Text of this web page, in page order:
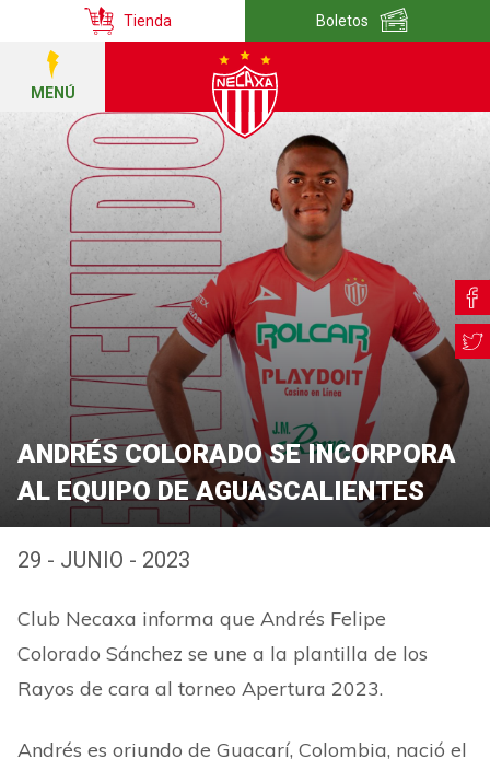
Tienda Boletos
MENÚ
ANDRÉS COLORADO SE INCORPORA
AL EQUIPO DE AGUASCALIENTES
29 - JUNIO - 2023
Club Necaxa informa que Andrés Felipe
Colorado Sánchez se une a la plantilla de los
Rayos de cara al torneo Apertura 2023.
Andrés es oriundo de Guacarí, Colombia, nació el